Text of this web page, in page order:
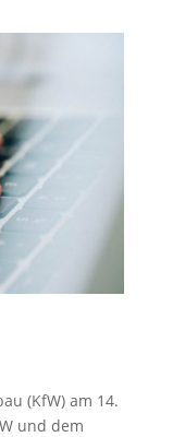
(KfW) am 14.
und dem